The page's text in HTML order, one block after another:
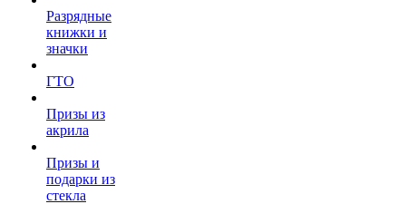
Разрядные
книжки и
значки
ГТО
Призы из
акрила
Призы и
подарки из
стекла